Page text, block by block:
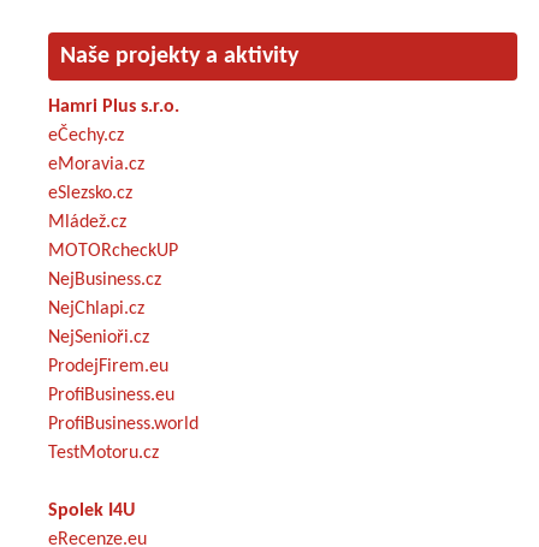
Naše projekty a aktivity
Hamri Plus s.r.o.
eČechy.cz
eMoravia.cz
eSlezsko.cz
Mládež.cz
MOTORcheckUP
NejBusiness.cz
NejChlapi.cz
NejSenioři.cz
ProdejFirem.eu
ProfiBusiness.eu
ProfiBusiness.world
TestMotoru.cz
Spolek I4U
eRecenze.eu